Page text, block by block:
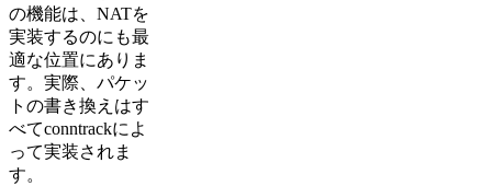
の機能は、NATを
実装するのにも最
適な位置にありま
す。実際、パケッ
トの書き換えはす
べてconntrackによ
って実装されま
す。